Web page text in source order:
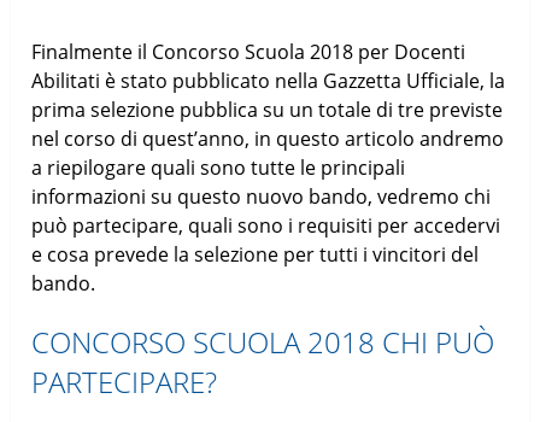
Finalmente il Concorso Scuola 2018 per Docenti
Abilitati è stato pubblicato nella Gazzetta Ufficiale, la
prima selezione pubblica su un totale di tre previste
nel corso di quest’anno, in questo articolo andremo
a riepilogare quali sono tutte le principali
informazioni su questo nuovo bando, vedremo chi
può partecipare, quali sono i requisiti per accedervi
e cosa prevede la selezione per tutti i vincitori del
bando.
CONCORSO SCUOLA 2018 CHI PUÒ
PARTECIPARE?